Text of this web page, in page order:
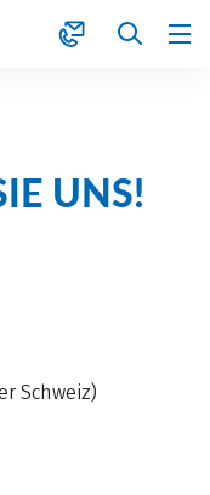
UNS!
Schweiz)